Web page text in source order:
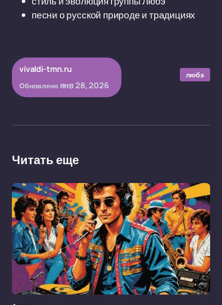
песни о русской природе и традициях
vivaldi-tmn.ru
Обновлено янв 28, 2026
любэ
Читать еще